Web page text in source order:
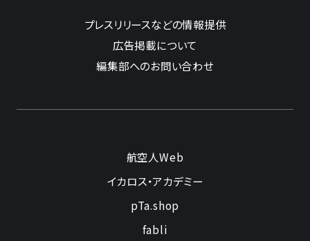
プレスリリースなどの情報提供
広告掲載について
編集部へのお問い合わせ
航空人Web
イカロス・アカデミー
pTa.shop
fabli